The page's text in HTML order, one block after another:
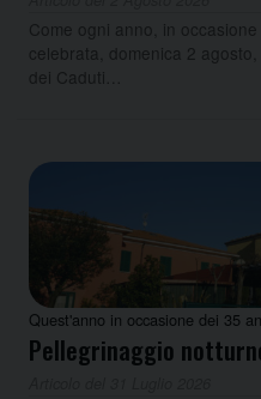
Come ogni anno, in
celebrata, domenica 2
dei Caduti…
Quest'anno in occasione dei 35
Pellegrinaggio